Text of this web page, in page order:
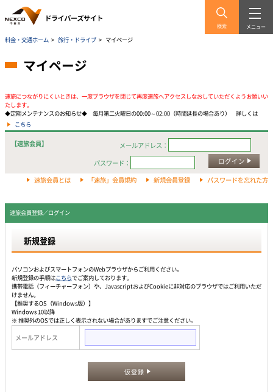
検索 メニュー
料金・交通ホーム > 旅行・ドライブ > マイページ
マイページ
速旅につながりにくいときは、一度ブラウザを閉じて再度速旅へアクセスしなおしていただくようお願いい
たします。
◆定期メンテナンスのお知らせ◆ 毎月第二火曜日の00:00～02:00（時間延長の場合あり） 詳しくは
こちら
【速旅会員】
メールアドレス：
パスワード：
ログイン
速旅会員とは 「速旅」会員規約 新規会員登録 パスワードを忘れた方
速旅会員登録／ログイン
新規登録
パソコンおよびスマートフォンのWebプラウザからご利用ください。
新規登録の手順はこちらでご案内しております。
携帯電話（フィーチャーフォン）や、JavascriptおよびCookieに非対応のブラウザではご利用いただ
けません。
【推奨するOS（Windows版）】
Windows 10以降
※ 推奨外のOSでは正しく表示されない場合がありますでご注意ください。
メールアドレス
仮登録